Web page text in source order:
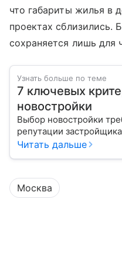
что габариты жилья в
проектах сблизились.
сохраняется лишь для
Узнать больше по теме
7 ключевых
новостройки
Выбор новостройки
репутации
Читать дальше
Москва